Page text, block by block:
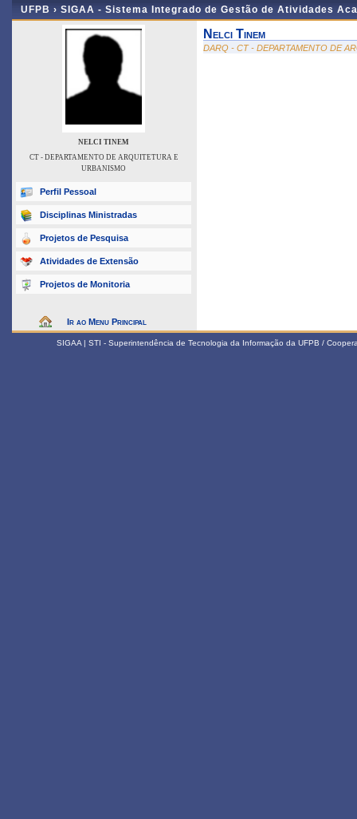
UFPB › SIGAA - Sistema Integrado de Gestão de Atividades
NELCI TINEM
CT - DEPARTAMENTO DE ARQUITETURA E
URBANISMO
Perfil Pessoal
Disciplinas Ministradas
Projetos de Pesquisa
Atividades de Extensão
Projetos de Monitoria
Ir ao Menu Principal
Nelci Tinem
DARQ - CT - DEPARTAMENTO DE
SIGAA | STI - Superintendência de Tecnologia da Informação da UFPB /